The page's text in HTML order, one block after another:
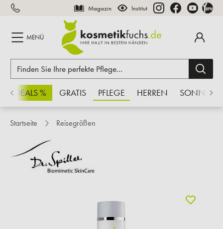
springen Magazin Institut
MENÜ
% GRATIS PFLEGE HERREN SONNE
Startseite Reisegrößen